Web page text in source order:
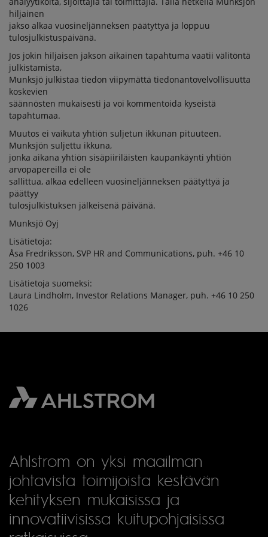
hiljainen
jakso alkaa vuosineljänneksen päätyttyä ja loppuu
tulosjulkistuspäivänä.
Jos jokin hiljaisen jakson aikainen tapahtuma vaatii välitöntä
julkistamista,
Munksjö julkistaa tiedon viipymättä tiedonantovelvollisuutta
koskevien
säännösten mukaisesti ja voi kommentoida kyseistä
tapahtumaa.
Muutos ei vaikuta yhtiön suljetun ikkunan pituuteen.
Munksjön suljettu ikkuna,
jonka aikana yhtiön sisäpiiriläisten kaupankäynti yhtiön
arvopapereilla ei ole
sallittua, alkaa edelleen vuosineljänneksen päätyttyä ja
päättyy
tulosjulkistuksen jälkeisenä päivänä.
Munksjö Oyj
Lisätietoja:
Åsa Fredriksson, SVP HR and Communications, puh. +46 10
250 1003
Lisätietoja suomeksi:
Laura Lindholm, Investor Relations Manager, puh. +46 10 250
1026
Ahlstrom on yksi maailman
johtavista toimijoista kestävän
kehityksen mukaisissa ja
innovatiivisissa kuitupohjaisissa